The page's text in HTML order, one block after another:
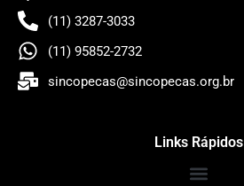
(11) 3287-3033
(11) 95852-2732
sincopecas@sincopecas.org.br
Links Rápidos